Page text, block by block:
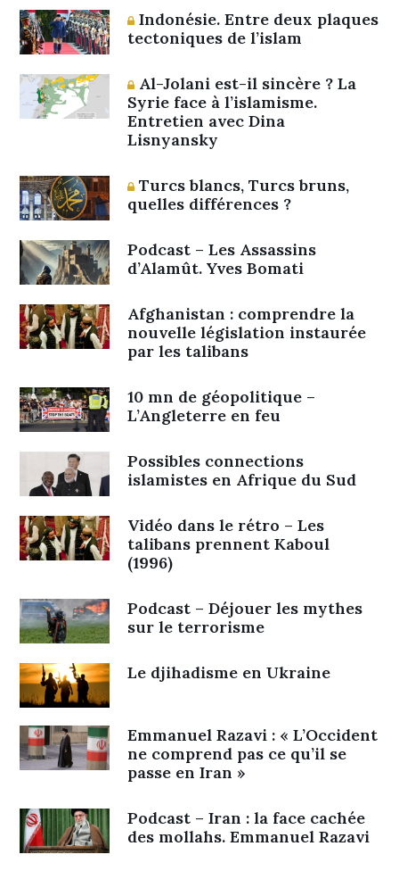
Indonésie. Entre deux plaques
tectoniques de l’islam
Al-Jolani est-il sincère ? La
Syrie face à l’islamisme.
Entretien avec Dina
Lisnyansky
Turcs blancs, Turcs bruns,
quelles différences ?
Podcast – Les Assassins
d’Alamût. Yves Bomati
Afghanistan : comprendre la
nouvelle législation instaurée
par les talibans
10 mn de géopolitique –
L’Angleterre en feu
Possibles connections
islamistes en Afrique du Sud
Vidéo dans le rétro – Les
talibans prennent Kaboul
(1996)
Podcast – Déjouer les mythes
sur le terrorisme
Le djihadisme en Ukraine
Emmanuel Razavi : « L’Occident
ne comprend pas ce qu’il se
passe en Iran »
Podcast – Iran : la face cachée
des mollahs. Emmanuel Razavi